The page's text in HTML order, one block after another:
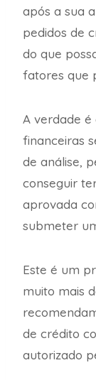
após a sua
pedidos de
do que
fatores que
A verdade é
financeiras
de análise,
conseguir
aprovada
submeter
Este é um
muito mais
de crédito
autorizado